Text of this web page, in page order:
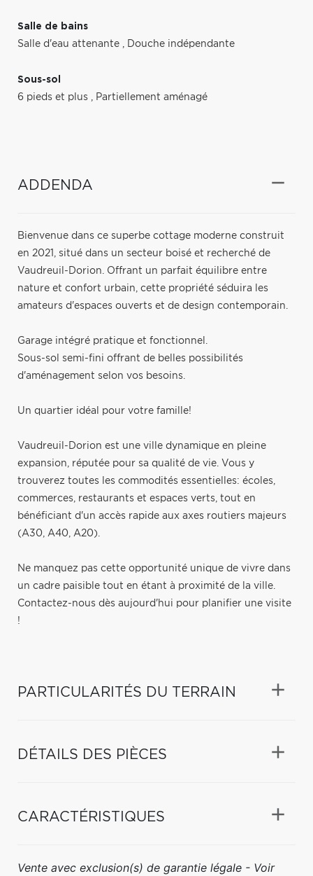
Salle de bains
Salle d'eau attenante , Douche indépendante
Sous-sol
6 pieds et plus , Partiellement aménagé
ADDENDA
Bienvenue dans ce superbe cottage moderne construit
en 2021, situé dans un secteur boisé et recherché de
Vaudreuil-Dorion. Offrant un parfait équilibre entre
nature et confort urbain, cette propriété séduira les
amateurs d'espaces ouverts et de design contemporain.
Garage intégré pratique et fonctionnel.
Sous-sol semi-fini offrant de belles possibilités
d'aménagement selon vos besoins.
Un quartier idéal pour votre famille!
Vaudreuil-Dorion est une ville dynamique en pleine
expansion, réputée pour sa qualité de vie. Vous y
trouverez toutes les commodités essentielles: écoles,
commerces, restaurants et espaces verts, tout en
bénéficiant d'un accès rapide aux axes routiers majeurs
(A30, A40, A20).
Ne manquez pas cette opportunité unique de vivre dans
un cadre paisible tout en étant à proximité de la ville.
Contactez-nous dès aujourd'hui pour planifier une visite
!
PARTICULARITÉS DU TERRAIN
DÉTAILS DES PIÈCES
CARACTÉRISTIQUES
Vente avec exclusion(s) de garantie légale - Voir